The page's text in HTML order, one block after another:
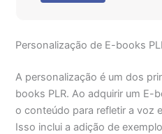
Personalização de E-books
A personalização é um dos
books PLR. Ao adquirir um E-
o conteúdo para refletir a voz
Isso inclui a adição de